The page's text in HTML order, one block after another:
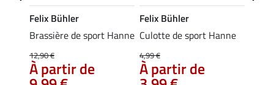
Felix Bühler
Brassière de sport Hanne
12,90 €
À partir de
Felix Bühler
Culotte de sport Hanne
4,99 €
À partir de